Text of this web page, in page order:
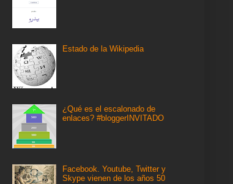
Estado de la Wikipedia
¿Qué es el escalonado de
enlaces? #bloggerINVITADO
Facebook. Youtube, Twitter y
Skype vienen de los años 50